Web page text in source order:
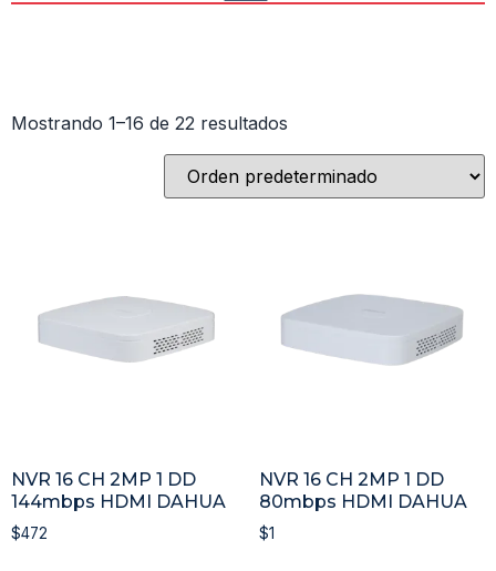
Mostrando 1–16 de 22 resultados
NVR 16 CH 2MP 1 DD
144mbps HDMI DAHUA
$472
NVR 16 CH 2MP 1 DD
80mbps HDMI DAHUA
$1